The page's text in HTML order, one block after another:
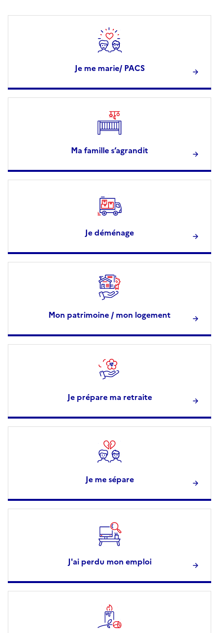
Je me marie/ PACS
Ma famille s’agrandit
Je déménage
Mon patrimoine / mon logement
Je prépare ma retraite
Je me sépare
J'ai perdu mon emploi